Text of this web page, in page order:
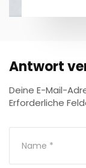
Antwort
Deine E-Mail-
Erforderliche